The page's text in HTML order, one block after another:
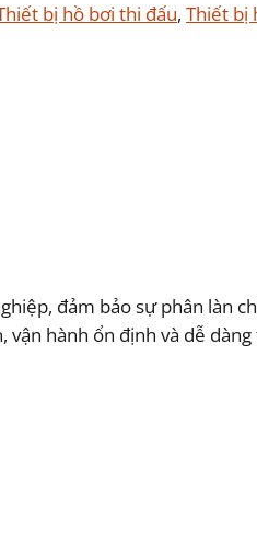
bị hồ bơi thi đấu, Thiết bị
đảm bảo sự phân làn
hành ổn định và dễ